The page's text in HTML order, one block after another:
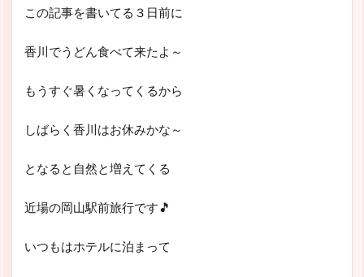
この記事を書いてる３日前に
香川でうどん食べて来たよ～
もうすぐ暑くなってくるから
しばらく香川はお休みかな～
となると自然と増えてくる
近場の岡山駅前旅行です🎵
いつもはホテルに泊まって